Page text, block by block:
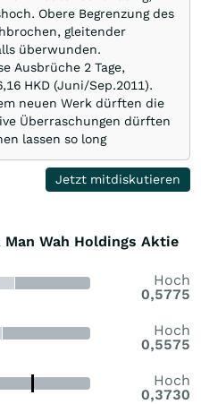
Obere Begrenzung des
gleitender
überwunden.
Ausbrüche 2 Tage,
HKD (Juni/Sep.2011).
neuen Werk dürften die
Überraschungen dürften
lassen so long
Jetzt mitdiskutieren
Man Wah Holdings Aktie
Hoch
0,5775
Hoch
0,5575
Hoch
0,3730